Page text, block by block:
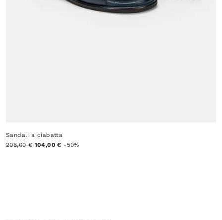
Sandali a ciabatta
208,00 € 104,00 € -50%